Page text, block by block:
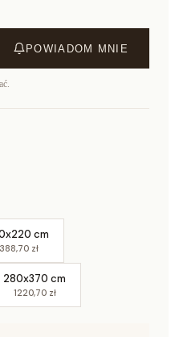
POWIADOM MNIE
cm
388,70 zł
280x370 cm
1220,70 zł